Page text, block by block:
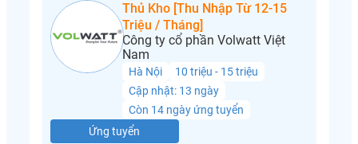
Thủ Kho [Thu Nhập Từ 12-15
Triệu / Tháng]
Công ty cổ phần Volwatt Việt
Nam
Hà Nội
10 triệu - 15 triệu
Cập nhật: 13 ngày
Còn 14 ngày ứng tuyển
Ứng tuyển